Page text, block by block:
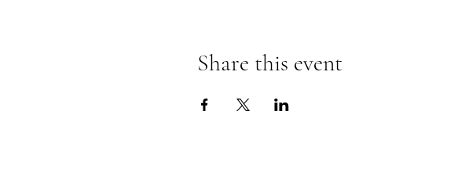
Share this event